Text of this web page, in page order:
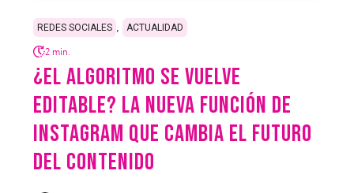
REDES SOCIALES ACTUALIDAD
2 min.
¿EL ALGORITMO SE VUELVE
EDITABLE? LA NUEVA FUNCIÓN DE
INSTAGRAM QUE CAMBIA EL FUTURO
DEL CONTENIDO